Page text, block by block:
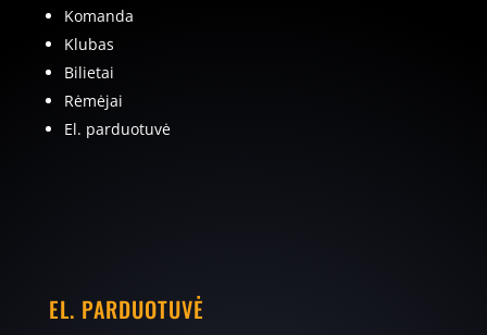
Komanda
Klubas
Bilietai
Rėmėjai
El. parduotuvė
EL. PARDUOTUVĖ